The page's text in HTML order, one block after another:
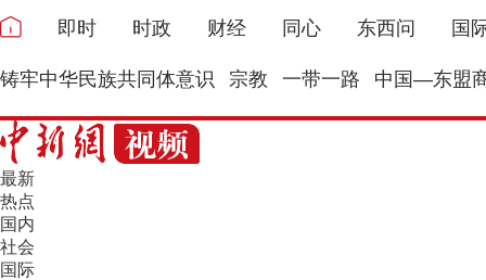
即时 时政 财经 同心 东西问 国
铸牢中华民族共同体意识 宗教 一带一路 中国—东盟
最新
热点
国内
社会
国际